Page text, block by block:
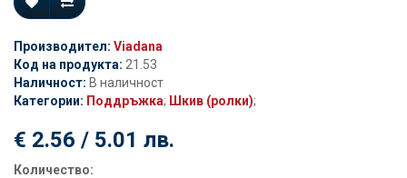
Производител: Viadana
Код на продукта: 21.53
Наличност: В наличност
Категории: Поддръжка; Шкив (ролки);
€ 2.56 / 5.01 лв.
Количество: